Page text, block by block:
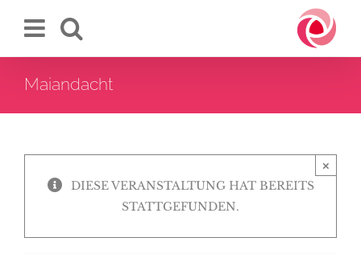
Inhalt
Maiandacht
×
DIESE VERANSTALTUNG HAT BEREITS
STATTGEFUNDEN.